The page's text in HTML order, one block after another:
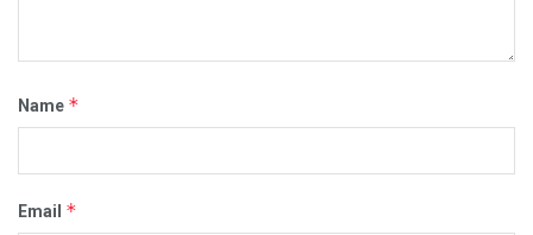
Name *
Email *